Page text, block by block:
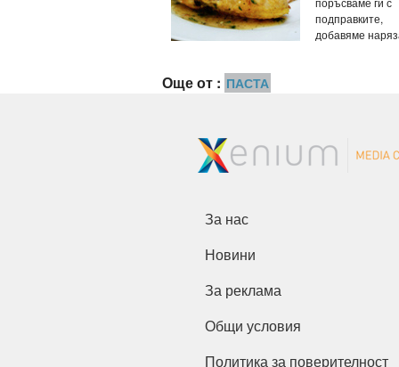
подправките,
добавяме
Още от : ПАСТА
За нас
Новини
За реклама
Общи условия
Политика за поверителност